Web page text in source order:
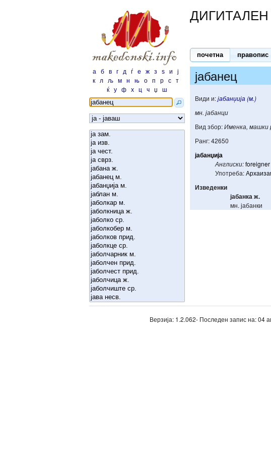
почетна правопис
а б в г д ѓ е ж з ѕ и ј
к
л љ м н њ о п р с т
ќ у ф х ц ч џ ш
јабанец
Види и:јабанџија (м.)
мн. јабанци
Вид збор:Именка, машки
Ранг: 42650
јабанџија
Англиски:foreigner
Употреба:
Изведенки
јабанкаж.
мн. јабанки
Верзија: 1.2.062- Последен запис на: 04